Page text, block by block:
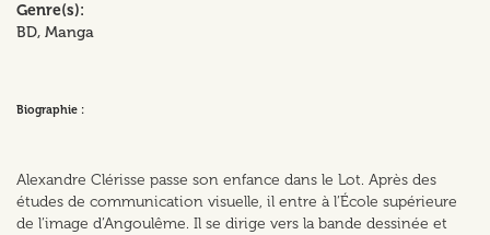
Genre(s)
BD, Manga
Biographie :
Alexandre Clérisse passe son enfance dans le Lot. Après des
études de communication visuelle, il entre à l’École supérieure
de l’image d’Angoulême. Il se dirige vers la bande dessinée et